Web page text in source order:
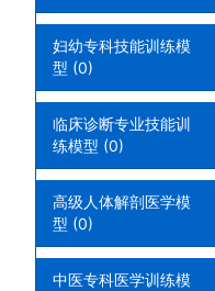
妇幼专科技能训练模
型 (0)
临床诊断专业技能训
练模型 (0)
高级人体解剖医学模
型 (0)
中医专科医学训练模